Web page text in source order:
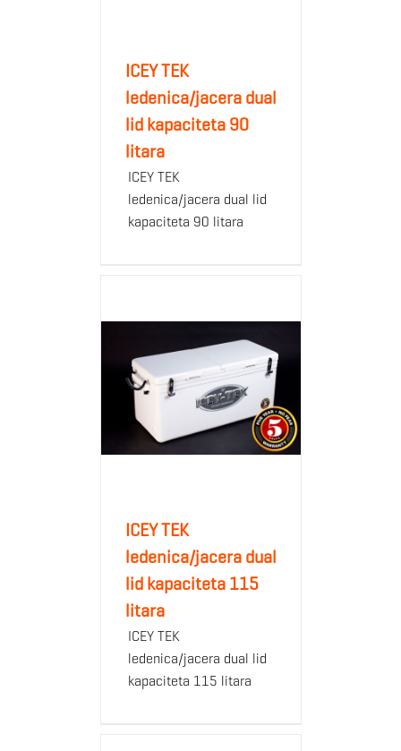
ICEY TEK
ledenica/jacera dual
lid kapaciteta 90
litara
ICEY TEK
ledenica/jacera dual lid
kapaciteta 90 litara
ICEY TEK
ledenica/jacera dual
lid kapaciteta 115
litara
ICEY TEK
ledenica/jacera dual lid
kapaciteta 115 litara